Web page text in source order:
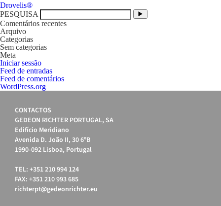
Navegação
de
artigos
Drovelis®
PESQUISA
Comentários recentes
Arquivo
Categorias
Sem categorias
Meta
Iniciar sessão
Feed de entradas
Feed de comentários
WordPress.org
CONTACTOS
GEDEON RICHTER PORTUGAL, SA
Edifício Meridiano
Avenida D. João II, 30 6ºB
1990-092 Lisboa, Portugal
TEL: +351 210 994 124
FAX: +351 210 993 685
richterpt@gedeonrichter.eu